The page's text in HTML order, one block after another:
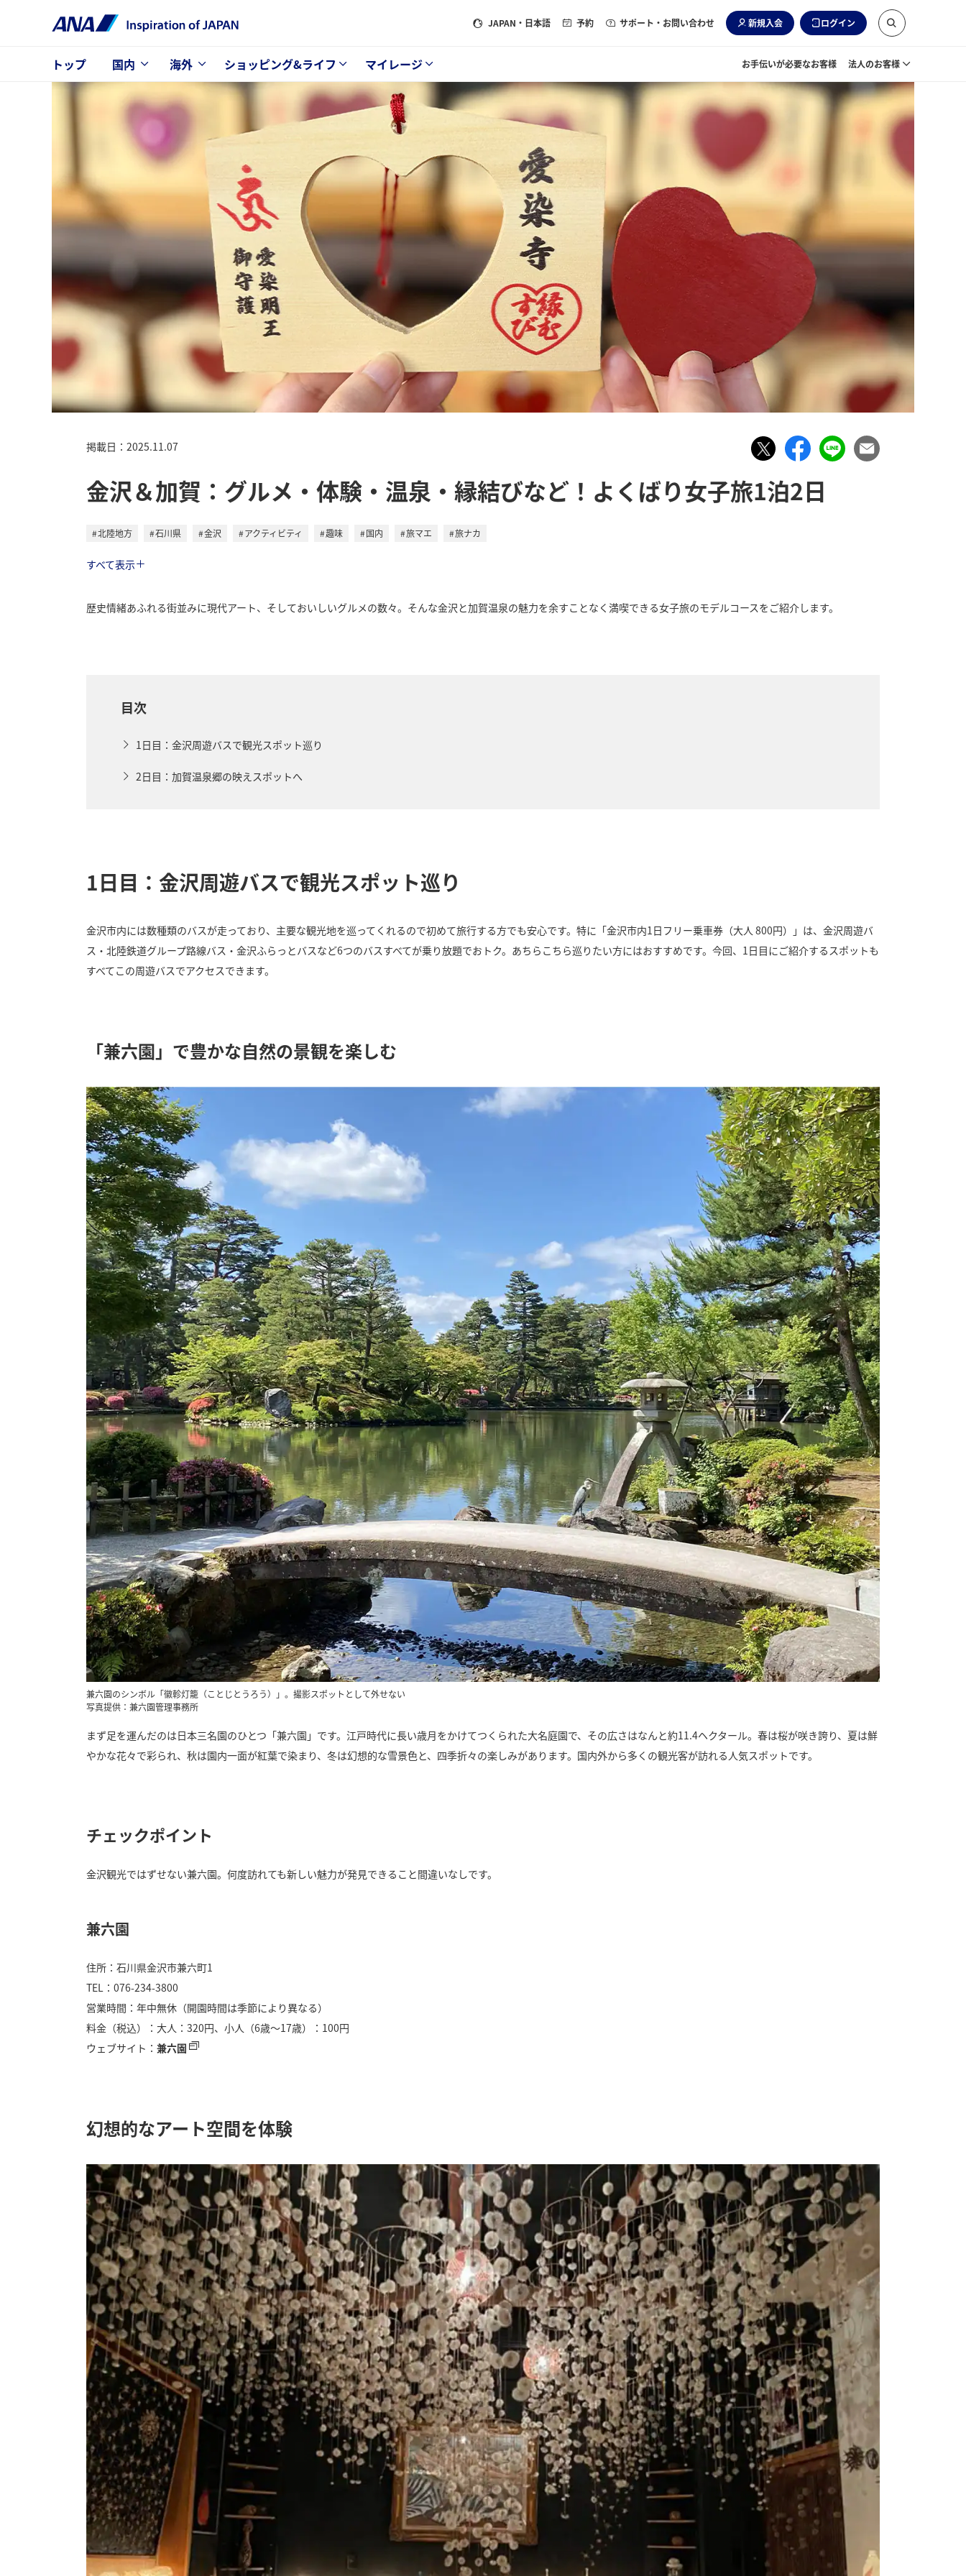
JAPAN ・日本語 予約 サポート・お問い合わせ 新規入会 ログイン
トップ 国内 海外 ショッピング&ライフ マイレージ お手伝いが必要なお客様 法人のお客様
掲載日：2025.11.07
金沢＆加賀：グルメ・体験・温泉・縁結びなど！よくばり女子旅1泊2日
北陸地方 石川県 金沢 アクティビティ 趣味 国内 旅マエ
旅ナカ
すべて表示
歴史情緒あふれる街並みに現代アート、そしておいしいグルメの数々。そんな金沢と加賀温泉の魅力を余すことなく満喫できる女子旅のモデルコースをご紹介します。
目次
1日目：金沢周遊バスで観光スポット巡り
2日目：加賀温泉郷の映えスポットへ
1日目：金沢周遊バスで観光スポット巡り
金沢市内には数種類のバスが走っており、主要な観光地を巡ってくれるので初めて旅行する方でも安心です。特に「金沢市内1日フリー乗車券（大人 800円）」は、金沢周遊バ
ス・北陸鉄道グループ路線バス・金沢ふらっとバスなど6つのバスすべてが乗り放題でおトク。あちらこちら巡りたい方にはおすすめです。今回、1日目にご紹介するスポットも
すべてこの周遊バスでアクセスできます。
「兼六園」で豊かな自然の景観を楽しむ
兼六園のシンボル「徽軫灯籠（ことじとうろう）」。撮影スポットとして外せない
写真提供：兼六園管理事務所
まず足を運んだのは日本三名園のひとつ「兼六園」です。江戸時代に長い歳月をかけてつくられた大名庭園で、その広さはなんと約11.4ヘクタール。春は桜が咲き誇り、夏は鮮
やかな花々で彩られ、秋は園内一面が紅葉で染まり、冬は幻想的な雪景色と、四季折々の楽しみがあります。国内外から多くの観光客が訪れる人気スポットです。
チェックポイント
金沢観光ではずせない兼六園。何度訪れても新しい魅力が発見できること間違いなしです。
兼六園
住所：石川県金沢市兼六町1
TEL：076-234-3800
営業時間：年中無休（開園時間は季節により異なる）
料金（税込）：大人：320円、小人（6歳～17歳）：100円
ウェブサイト： 兼六園
幻想的なアート空間を体験